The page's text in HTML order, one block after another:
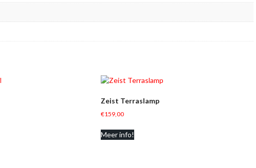
Zeist Terraslamp
€159,00
Meer info!